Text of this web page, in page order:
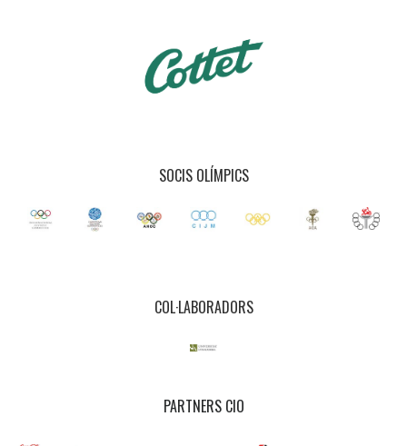
SOCIS OLÍMPICS
COL·LABORADORS
PARTNERS CIO